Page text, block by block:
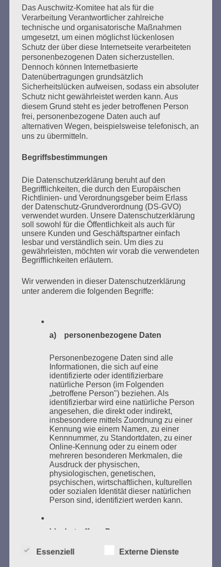
Beiträge
Ich appelliere an alle Menschen:
Bitte, bitte schweigt nicht
wenn ihr Unrecht seht.
Esther Bejarano
SUCHEN
NACH:
MARATHONLESUNG AUS DEN
VERBRANNTEN BÜCHERN
Donnerstag, 21. Mai 2026, 11 – 18 Uhr
Zum 26. Mal gibt es eine Marathonlesung anlässlich
des Gedenkens an die Verbrennung von Büchern am
Kaifu-Ufer – genau an dem Ort, wo im Mai 1933 NS-
Studentenorganisationen und Burschenschaftler
Bücher verbrannten.
Weitere Informationen: lesezeichen-setzen.de
GEDENKEN UND ERINNERN BEGINNT IN
UNSERER NACHBARSCHAFT
Das Auschwitz-Komitee hat als für die
Verarbeitung Verantwortlicher zahlreiche
technische und organisatorische Maßnahmen
umgesetzt, um einen möglichst lückenlosen
Schutz der über diese Internetseite verarbeiteten
personenbezogenen Daten sicherzustellen.
Dennoch können Internetbasierte
Datenübertragungen grundsätzlich
Sicherheitslücken aufweisen, sodass ein absoluter
Schutz nicht gewährleistet werden kann. Aus
diesem Grund steht es jeder betroffenen Person
frei, personenbezogene Daten auch auf
alternativen Wegen, beispielsweise telefonisch, an
uns zu übermitteln.
Begriffsbestimmungen
Die Datenschutzerklärung beruht auf den
Begrifflichkeiten, die durch den Europäischen
Richtlinien- und Verordnungsgeber beim Erlass
der Datenschutz-Grundverordnung (DS-GVO)
verwendet wurden. Unsere Datenschutzerklärung
soll sowohl für die Öffentlichkeit als auch für
unsere Kunden und Geschäftspartner einfach
lesbar und verständlich sein. Um dies zu
gewährleisten, möchten wir vorab die verwendeten
Begrifflichkeiten erläutern.
Wir verwenden in dieser Datenschutzerklärung
unter anderem die folgenden Begriffe:
a) personenbezogene Daten
Personenbezogene Daten sind alle
Informationen, die sich auf eine
identifizierte oder identifizierbare
natürliche Person (im Folgenden
„betroffene Person") beziehen. Als
identifizierbar wird eine natürliche Person
angesehen, die direkt oder indirekt,
insbesondere mittels Zuordnung zu einer
Kennung wie einem Namen, zu einer
Kennnummer, zu Standortdaten, zu einer
Online-Kennung oder zu einem oder
mehreren besonderen Merkmalen, die
Ausdruck der physischen,
physiologischen, genetischen,
psychischen, wirtschaftlichen, kulturellen
oder sozialen Identität dieser natürlichen
Person sind, identifiziert werden kann.
b) betroffene Person
Betroffene Person ist jede identifizierte
Essenziell Externe Dienste